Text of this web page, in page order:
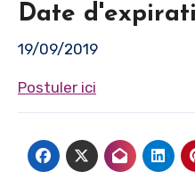
Date
19/09/2019
Postuler ici